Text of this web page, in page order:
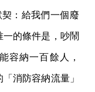
：給我們一個廢
的條件是，吵鬧
容納一百餘人，
消防容納流量」